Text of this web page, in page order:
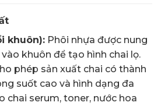
khuôn): Phôi nhựa được nung
khuôn để tạo hình chai lọ.
phép sản xuất chai có thành
suốt cao và hình dạng đa
chai serum, toner, nước hoa